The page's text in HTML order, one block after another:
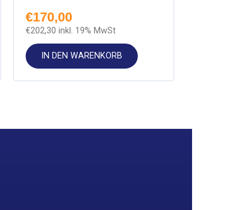
€170,00
€202,30 inkl. 19% MwSt
IN DEN WARENKORB